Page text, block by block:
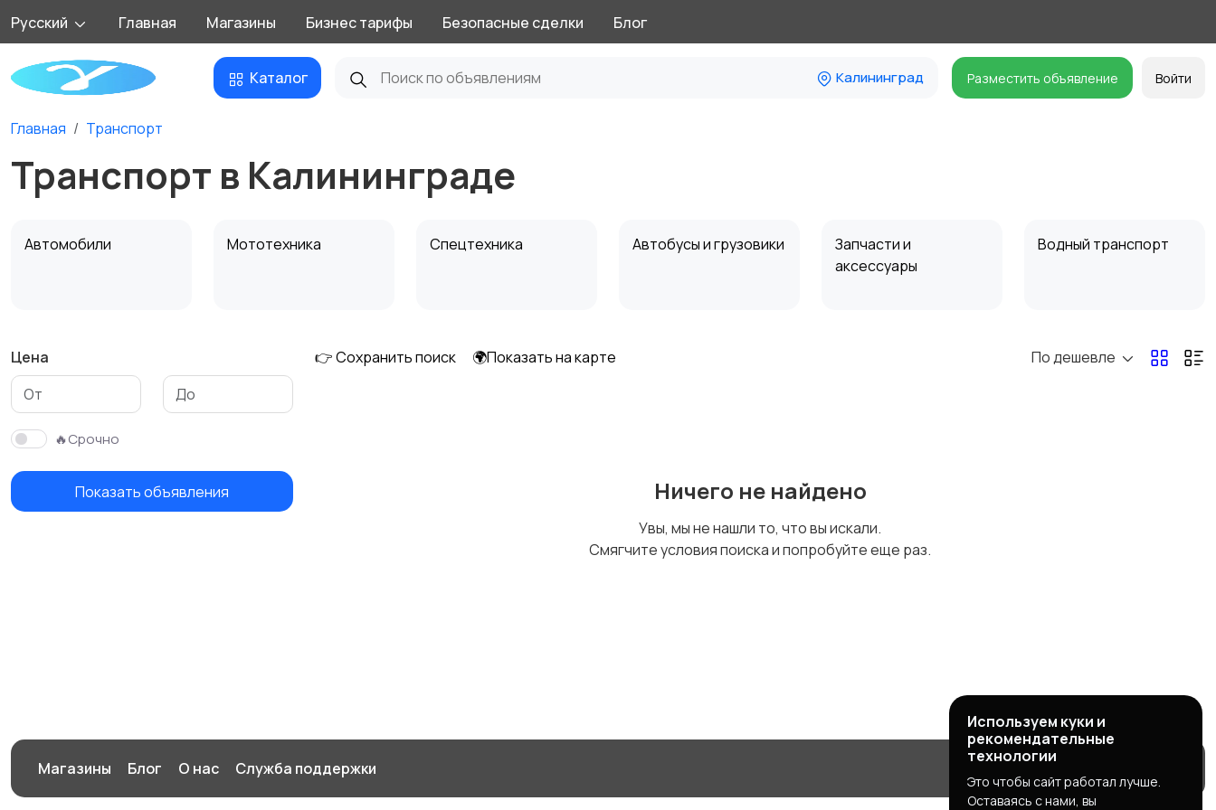
Русский Главная Магазины Бизнес тарифы Безопасные сделки Блог
Каталог Калининград Разместить объявление Войти
Главная Транспорт
Транспорт в Калининграде
Автомобили Мототехника Спецтехника Автобусы и грузовики
Запчасти и
аксессуары
Водный транспорт
Цена
🔥Срочно
Показать объявления
👉 Сохранить поиск 🌍Показать на карте По дешевле
Ничего не найдено
Увы, мы не нашли то, что вы искали.
Смягчите условия поиска и попробуйте еще раз.
Магазины Блог О нас Служба поддержки
Используем куки и
рекомендательные
технологии
Это чтобы сайт работал лучше.
Оставаясь с нами, вы